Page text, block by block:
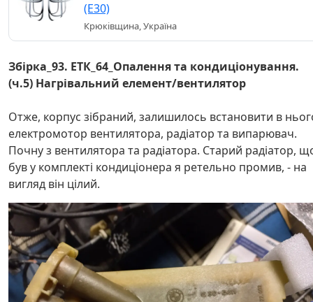
(E30)
Крюківщина, Україна
Збірка_93. ЕТК_64_Опалення та кондиціонування.
(ч.5) Нагрівальний елемент/вентилятор
Отже, корпус зібраний, залишилось встановити в
електромотор вентилятора, радіатор та випарювач.
Почну з вентилятора та радіатора. Старий радіатор,
був у комплекті кондиціонера я ретельно промив, - на
вигляд він цілий.